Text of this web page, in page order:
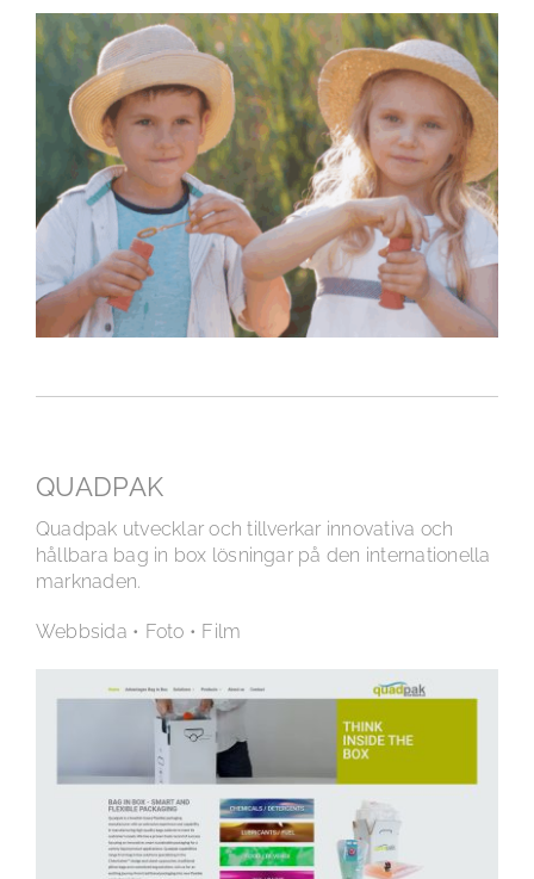
EFTER:
QUADPAK
Quadpak utvecklar och tillverkar innovativa och
hållbara bag in box lösningar på den internationella
marknaden.
Webbsida • Foto • Film